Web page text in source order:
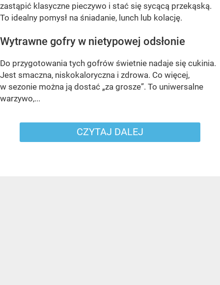
zastąpić klasyczne pieczywo i stać się sycącą przekąską.
To idealny pomysł na śniadanie, lunch lub kolację.
Wytrawne gofry w nietypowej odsłonie
Do przygotowania tych gofrów świetnie nadaje się cukinia.
Jest smaczna, niskokaloryczna i zdrowa. Co więcej,
w sezonie można ją dostać „za grosze”. To uniwersalne
warzywo,...
CZYTAJ DALEJ